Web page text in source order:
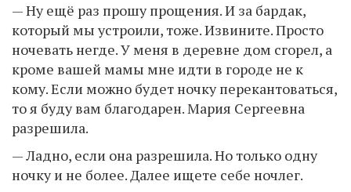
— Ну ещё раз прошу прощения. И за бардак,
который мы устроили, тоже. Извините. Просто
ночевать негде. У меня в деревне дом сгорел, а
кроме вашей мамы мне идти в городе не к
кому. Если можно будет ночку перекантоваться,
то я буду вам благодарен. Мария Сергеевна
разрешила.
— Ладно, если она разрешила. Но только одну
ночку и не более. Далее ищете себе ночлег.